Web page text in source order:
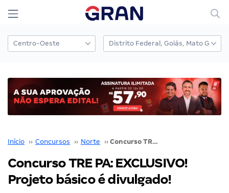
Início ›› Concursos ›› Norte ›› Concurso TRE PA: EXCLUSIVO! Projeto básico é divulgado!
Concurso TRE PA: EXCLUSIVO!
Projeto básico é divulgado!